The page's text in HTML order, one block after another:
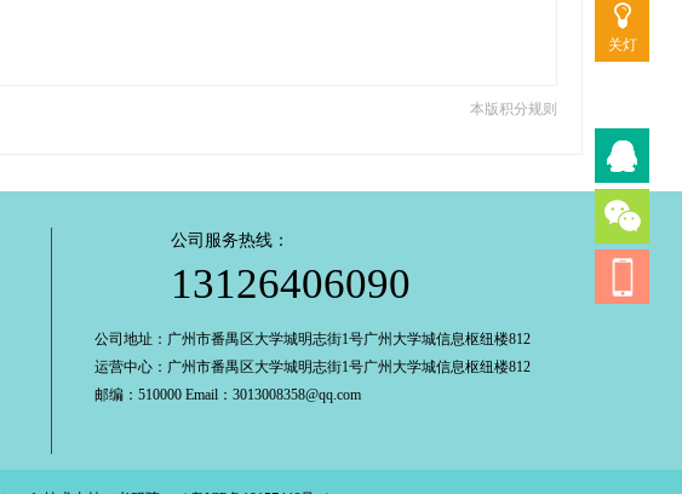
关灯
本版积分规则
公司服务热线：
13126406090
公司地址：广州市番禺区大学城明志街1号广州大学城信息枢纽楼812
运营中心：广州市番禺区大学城明志街1号广州大学城信息枢纽楼812
邮编：510000 Email：3013008358@qq.com